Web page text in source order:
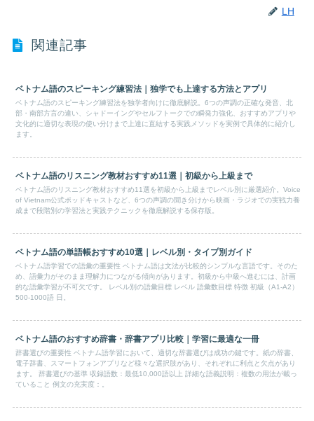
LH
関連記事
ベトナム語のスピーキング練習法｜独学でも上達する方法とアプリ
ベトナム語のスピーキング練習法を独学者向けに徹底解説。6つの声調の正確な発音、北
部・南部方言の違い、シャドーイングやセルフトークでの瞬発力強化、おすすめアプリや
文化的に適切な表現の使い分けまで上達に直結する実践メソッドを実例で具体的に紹介し
ます。
ベトナム語のリスニング教材おすすめ11選｜初級から上級まで
ベトナム語のリスニング教材おすすめ11選を初級から上級までレベル別に厳選紹介。Voice
of Vietnam公式ポッドキャストなど、6つの声調の聞き分けから映画・ラジオでの実戦力養
成まで段階別の学習法と実践テクニックを徹底解説する保存版。
ベトナム語の単語帳おすすめ10選｜レベル別・タイプ別ガイド
ベトナム語学習での語彙の重要性 ベトナム語は文法が比較的シンプルな言語です。そのた
め、語彙力がそのまま理解力につながる傾向があります。初級から中級へ進むには、計画
的な語彙学習が不可欠です。 レベル別の語彙目標 レベル 語彙数目標 特徴 初級（A1-A2）
500-1000語 日。
ベトナム語のおすすめ辞書・辞書アプリ比較｜学習に最適な一冊
辞書選びの重要性 ベトナム語学習において、適切な辞書選びは成功の鍵です。紙の辞書、
電子辞書、スマートフォンアプリなど様々な選択肢があり、それぞれに利点と欠点があり
ます。 辞書選びの基準 収録語数：最低10,000語以上 詳細な語義説明：複数の用法が載っ
ていること 例文の充実度：。